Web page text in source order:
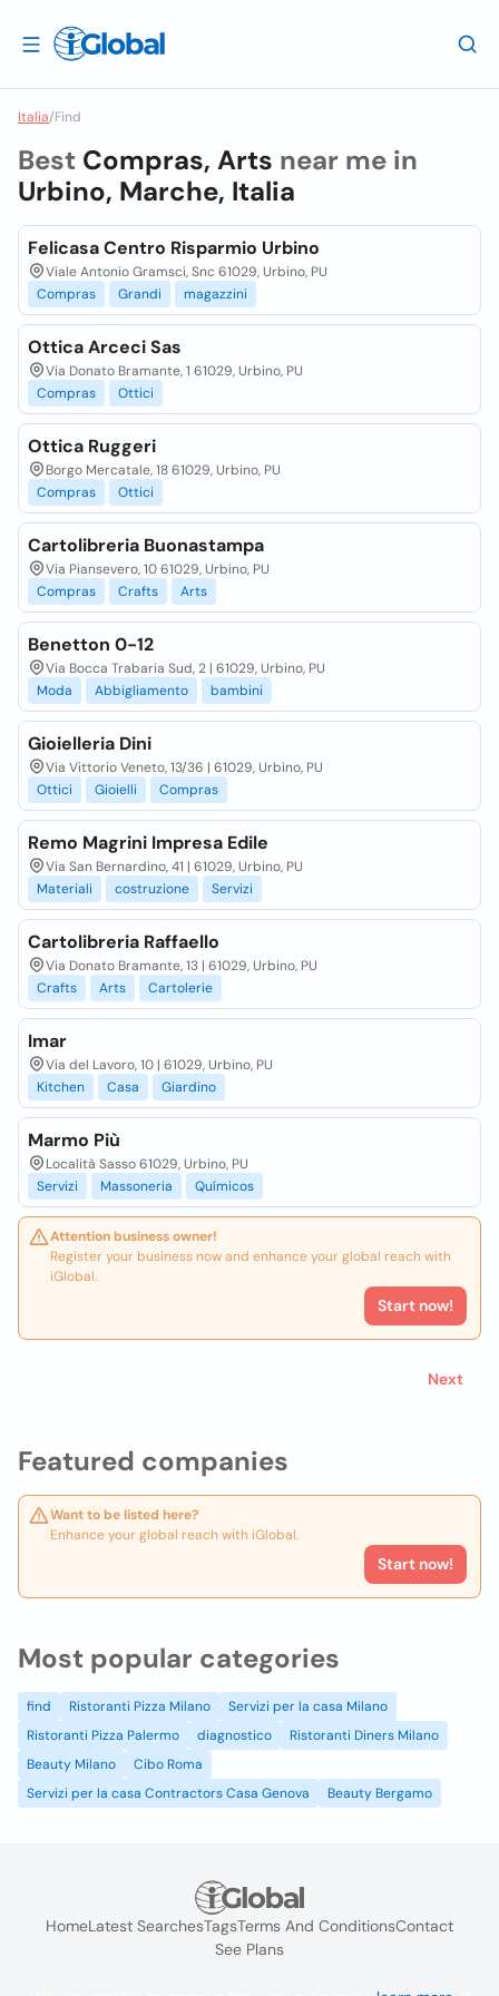
Italia/Find
Featured companies
Want to be listed here?
Enhance your global reach with iGlobal.
Start now!
Best Compras, Arts near me in
Urbino, Marche, Italia
Felicasa Centro Risparmio Urbino
Viale Antonio Gramsci, Snc 61029, Urbino, PU
Compras
Grandi magazzini
Ottica Arceci Sas
Via Donato Bramante, 1 61029, Urbino, PU
Compras
Ottici
Ottica Ruggeri
Borgo Mercatale, 18 61029, Urbino, PU
Compras
Ottici
Cartolibreria Buonastampa
Via Piansevero, 10 61029, Urbino, PU
Compras
Crafts Arts
Benetton 0-12
Via Bocca Trabaria Sud, 2 | 61029, Urbino, PU
Moda
Abbigliamento bambini
Gioielleria Dini
Via Vittorio Veneto, 13/36 | 61029, Urbino, PU
Ottici
Gioielli Compras
Remo Magrini Impresa Edile
Via San Bernardino, 41 | 61029, Urbino, PU
Materiali
costruzione Servizi
Cartolibreria Raffaello
Via Donato Bramante, 13 | 61029, Urbino, PU
Crafts
Arts Cartolerie
Imar
Via del Lavoro, 10 | 61029, Urbino, PU
Kitchen
Casa Giardino
Marmo Più
Località Sasso 61029, Urbino, PU
Servizi
Massoneria Químicos
Attention business owner!
Register your business now and enhance your global reach with
iGlobal.
Start now!
Next
Most popular categories
find Ristoranti Pizza Milano
Servizi per la casa Milano
Ristoranti Pizza Palermo
diagnostico
Ristoranti Diners Milano
Beauty Milano
Cibo Roma
Servizi per la casa Contractors Casa Genova
Beauty Bergamo
HomeLatest SearchesTagsTerms And ConditionsContact
See Plans